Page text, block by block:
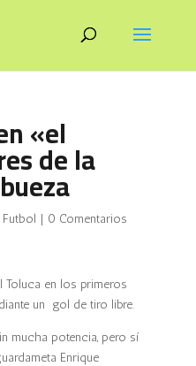
«el
de la
Futbol | 0 Comentarios
Toluca en los primeros
un gol de tiro libre.
mucha potencia, pero sí
Enrique